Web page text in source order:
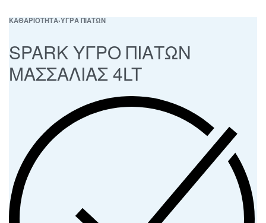
ΚΑΘΑΡΙΟΤΗΤΑ›ΥΓΡΑ ΠΙΑΤΩΝ
SPARK ΥΓΡΟ ΠΙΑΤΩΝ
ΜΑΣΣΑΛΙΑΣ 4LT